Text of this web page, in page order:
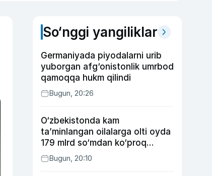
So‘nggi yangiliklar
Germaniyada piyodalarni urib
yuborgan afg‘onistonlik umrbod
qamoqqa hukm qilindi
Bugun, 20:26
O‘zbekistonda kam
ta’minlangan oilalarga olti oyda
179 mlrd so‘mdan ko‘proq
ijtimoiy keshbek to‘lab berildi
Bugun, 20:10